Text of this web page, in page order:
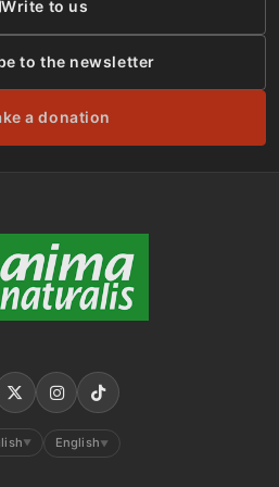
Write to us
to the newsletter
a donation
▼ English ▼